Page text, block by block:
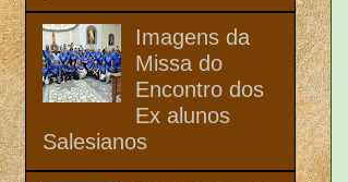
Imagens da
Missa do
Encontro dos
Ex alunos
Salesianos